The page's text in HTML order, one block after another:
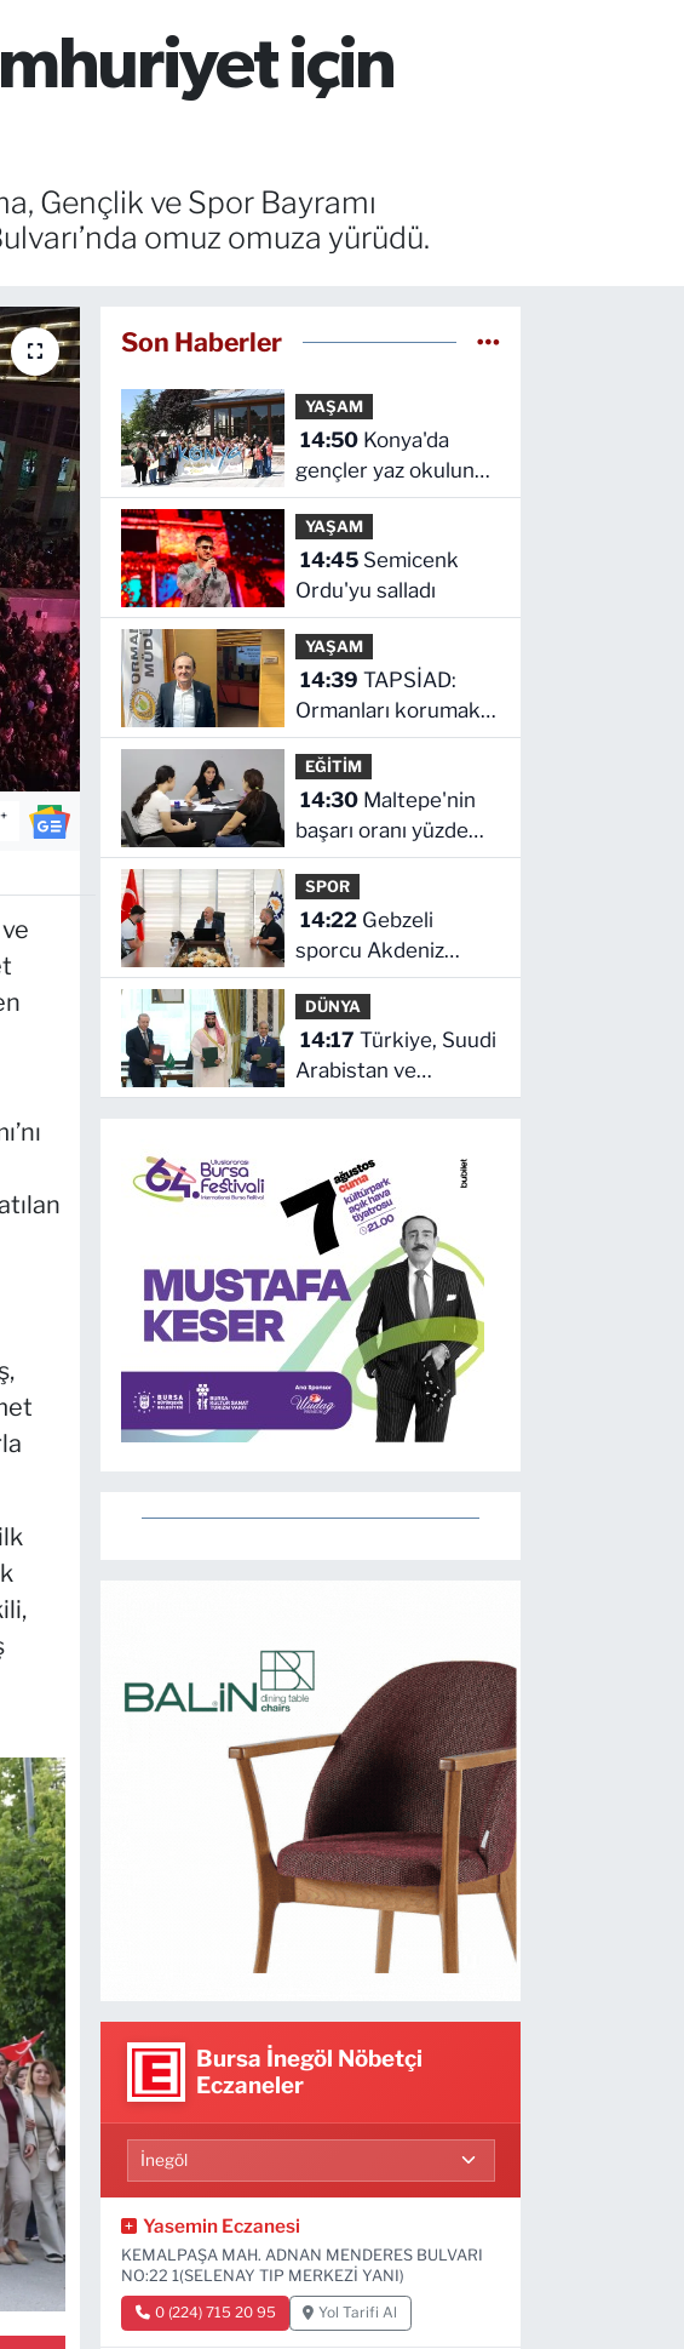
için
Gençlik ve Spor Bayramı
omuz omuza yürüdü.
+
Son Haberler
YAŞAM
14:50
gençler yaz okulunda
şehri keşfetti
YAŞAM
14:45
Ordu'yu salladı
YAŞAM
14:39 TAPSİAD:
Ormanları korumak,
üretim gücünü
korumaktır
EĞİTİM
14:30
başarı oranı yüzde
94,3
SPOR
14:22
sporcu Akdeniz
Oyunları'nda
Türkiye'yi temsil
edecek
DÜNYA
14:17 Türkiye, Suudi
Arabistan ve
Pakistan arasında
anlaşması imzalandı
Bursa İnegöl Nöbetçi
Eczaneler
Yasemin Eczanesi
KEMALPAŞA MAH. ADNAN MENDERES BULVARI
NO:22 1(SELENAY TIP MERKEZİ YANI)
0 (224) 715 20 95 Yol Tarifi Al